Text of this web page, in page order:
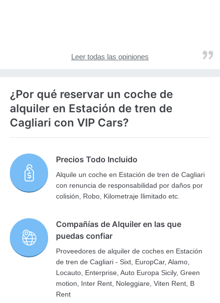
Leer todas las opiniones
¿Por qué reservar un coche de
alquiler en Estación de tren de
Cagliari con VIP Cars?
Precios Todo Incluido
Alquile un coche en Estación de tren de Cagliari
con renuncia de responsabilidad por daños por
colisión, Robo, Kilometraje Ilimitado etc.
Compañías de Alquiler en las que
puedas confiar
Proveedores de alquiler de coches en Estación
de tren de Cagliari - Sixt, EuropCar, Alamo,
Locauto, Enterprise, Auto Europa Sicily, Green
motion, Inter Rent, Noleggiare, Viten Rent, B
Rent